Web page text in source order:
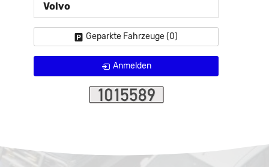
Volvo
Geparkte Fahrzeuge (0)
Anmelden